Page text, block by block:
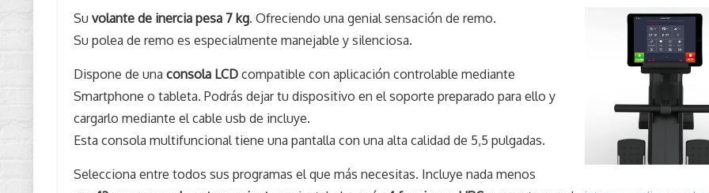
Su volante de inercia pesa 7 kg. Ofreciendo una genial sensación de remo.
Su polea de remo es especialmente manejable y silenciosa.
Dispone de una consola LCD compatible con aplicación controlable mediante
Smartphone o tableta. Podrás dejar tu dispositivo en el soporte preparado para ello y
cargarlo mediante el cable usb de incluye.
Esta consola multifuncional tiene una pantalla con una alta calidad de 5,5 pulgadas.
Selecciona entre todos sus programas el que más necesitas. Incluye nada menos